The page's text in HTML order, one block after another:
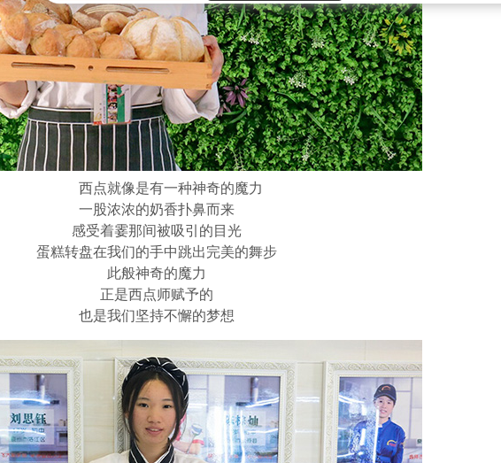
西点就像是有一种神奇的魔力
一股浓浓的奶香扑鼻而来
感受着霎那间被吸引的目光
蛋糕转盘在我们的手中跳出完美的舞步
此般神奇的魔力
正是西点师赋予的
也是我们坚持不懈的梦想